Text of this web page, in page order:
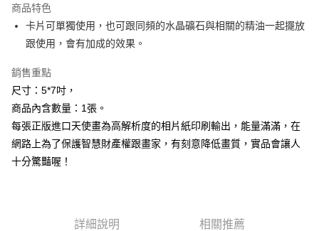
Apple Pay
街口支付
悠遊付
ATM付款
全家取貨付款
每筆NT$80，滿NT$3,000(含以上)免運費
商品特色
卡片可單獨使用，也可跟同頻的水晶礦石與相關的精油一起擺放
跟使用，會有加成的效果。
銷售重點
尺寸：5*7吋，
商品內含數量：1張。
每張正版進口天使畫為高解析度的相片紙印刷輸出，能量滿滿，在
網路上為了保護智慧財產權跟畫家，有刻意降低畫質，實品會讓人
十分驚豔喔！
詳細說明 相關推薦